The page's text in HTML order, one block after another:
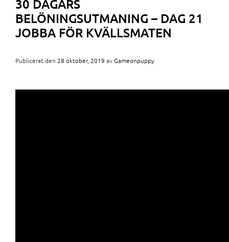
30 DAGARS
BELÖNINGSUTMANING – DAG 21
JOBBA FÖR KVÄLLSMATEN
Publicerat den 28 oktober, 2019 avGameonpuppy